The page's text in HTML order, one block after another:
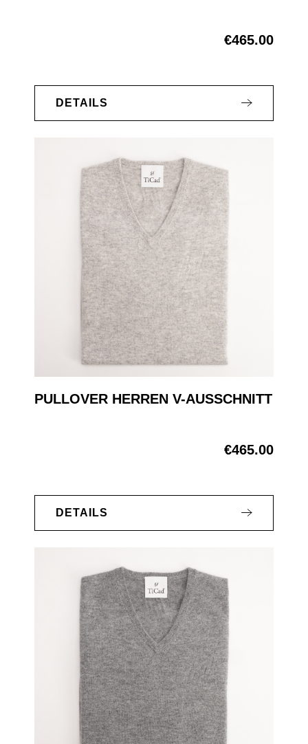
€465.00
DETAILS
PULLOVER HERREN V-AUSSCHNITT
€465.00
DETAILS